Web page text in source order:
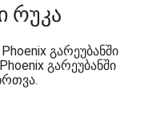
რუკა
გარეუბანში
გარეუბანში